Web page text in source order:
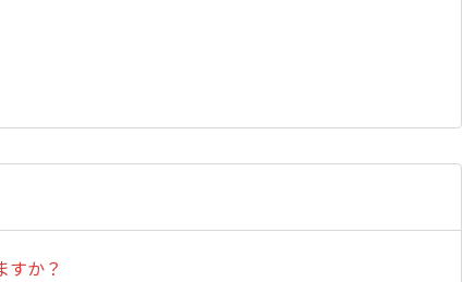
すか？